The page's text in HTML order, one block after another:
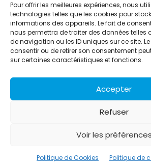
Pour offrir les meilleures expériences, nous
technologies telles que les cookies pour
informations des appareils. Le fait de
nous permettra de traiter des données telles
de navigation ou les ID uniques sur ce site.
consentir ou de retirer son consentement
sur certaines caractéristiques et fonctions.
Accepter
Refuser
Voir les préférences
Politique de Cookies Politique de
Alternative Média est une agence de
relations publiques basée à Grenoble.
pilote des stratégies de visibilité en France
grâce à un réseau d’agences
Contact International
Politique de confidentialité
Politique de